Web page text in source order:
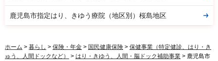
鹿児島市指定はり、きゆう療院（地区別）桜島地区
ホーム > 暮らし > 保険・年金 > 国民健康保険 > 保健事業（特定健診、はり・き
ゅう、人間ドックなど）
> はり・きゆう、人間・脳ドック補助事業 > 鹿児島市